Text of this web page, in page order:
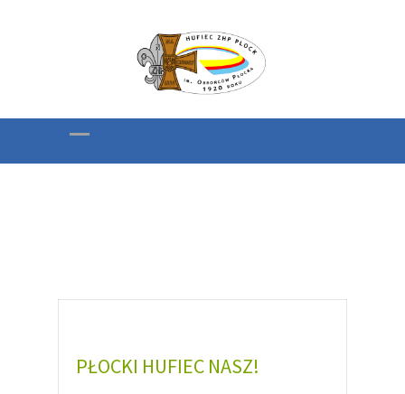
PŁOCKI HUFIEC NASZ!